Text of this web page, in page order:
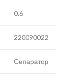
0.6
220090022
Сепаратор